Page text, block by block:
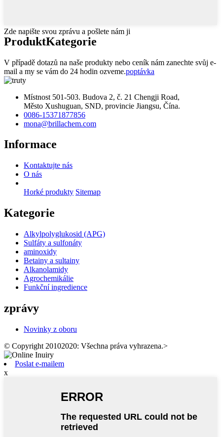
Zde napište svou zprávu a pošlete nám ji
ProduktKategorie
V případě dotazů na naše produkty nebo ceník nám zanechte svůj e-
mail a my se vám do 24 hodin ozveme.poptávka
Místnost 501-503. Budova 2, č. 21 Chengji Road,
Město Xushuguan, SND, provincie Jiangsu, Čína.
0086-15371877856
mona@brillachem.com
Informace
Kontaktujte nás
O nás
Horké produkty Sitemap
Kategorie
Alkylpolyglukosid (APG)
Sulfáty a sulfonáty
aminoxidy
Betainy a sultainy
Alkanolamidy
Agrochemikálie
Funkční ingredience
zprávy
Novinky z oboru
© Copyright 20102020: Všechna práva vyhrazena.>
Poslat e-mailem
x